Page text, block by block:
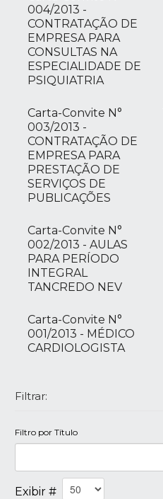
004/2013 -
CONTRATAÇÃO DE
EMPRESA PARA
CONSULTAS NA
ESPECIALIDADE DE
PSIQUIATRIA
Carta-Convite N°
003/2013 -
CONTRATAÇÃO DE
EMPRESA PARA
PRESTAÇÃO DE
SERVIÇOS DE
PUBLICAÇÕES
Carta-Convite N°
002/2013 - AULAS
PARA PERÍODO
INTEGRAL
TANCREDO NEV
Carta-Convite N°
001/2013 - MÉDICO
CARDIOLOGISTA
Filtrar:
Filtro por Título
Exibir #